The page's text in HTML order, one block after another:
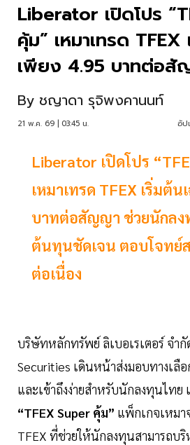
Liberator เปิดโปร
คุ้ม” เหมาเทรด TFEX
เพียง 4.95 บาทต่อ
By ชญาดา รุจิพงคานนท์
21 พ.ค. 69 | 03:45 น. อัป
Liberator เปิดโปร
เหมาเทรด TFEX เริ่มต้น
บาทต่อสัญญา ช่วยนักลง
ต้นทุนชัดเจน ตอบโจทย์ส
ต่อเนื่อง
บริษัทหลักทรัพย์ ลิเบอเรเตอร์ จำ
Securities เดินหน้าส่งมอบทางเลื
และเข้าถึงง่ายสำหรับนักลงทุนไทย
“TFEX Super คุ้ม” แพ็กเกจเหมา
TFEX ที่ช่วยให้นักลงทุนสามารถบ